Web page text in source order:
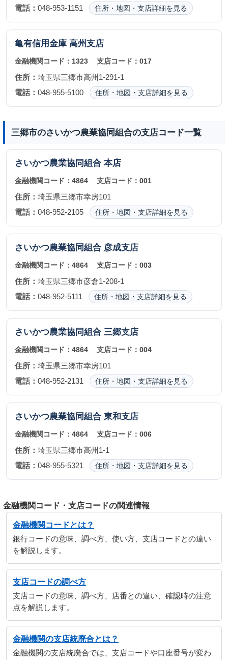
電話： 048-953-1151 住所・地図・支店詳細を見る
亀有信用金庫 高州支店
金融機関コード： 1323 支店コード：017
住所： 埼玉県三郷市高州1-291-1
電話： 048-955-5100 住所・地図・支店詳細を見る
三郷市のさいかつ農業協同組合の支店コード一覧
さいかつ農業協同組合 本店
金融機関コード： 4864 支店コード：001
住所： 埼玉県三郷市幸房101
電話： 048-952-2105 住所・地図・支店詳細を見る
さいかつ農業協同組合 彦成支店
金融機関コード： 4864 支店コード：003
住所： 埼玉県三郷市彦倉1-208-1
電話： 048-952-5111 住所・地図・支店詳細を見る
さいかつ農業協同組合 三郷支店
金融機関コード： 4864 支店コード：004
住所： 埼玉県三郷市幸房101
電話： 048-952-2131 住所・地図・支店詳細を見る
さいかつ農業協同組合 東和支店
金融機関コード： 4864 支店コード：006
住所： 埼玉県三郷市高州1-1
電話： 048-955-5321 住所・地図・支店詳細を見る
金融機関コード・支店コードの関連情報
金融機関コードとは？
銀行コードの意味、調べ方、使い方、支店コードとの違い
を解説します。
支店コードの調べ方
支店コードの意味、調べ方、店番との違い、確認時の注意
点を解説します。
金融機関の支店統廃合とは？
金融機関の支店統廃合では、支店コードや口座番号が変わ